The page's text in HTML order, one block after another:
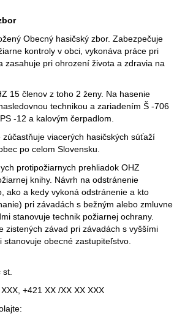
Obecný hasičský zbor. Zabezpečuje
kontroly v obci, vykonáva práce pri
zasahuje pri ohrození života a zdravia na
15 členov z toho 2 ženy. Na hasenie
technikou a zariadením Š -706
-12 a kalovým čerpadlom.
viacerých hasičských súťaží
po celom Slovensku.
protipožiarnych prehliadok OHZ
knihy. Návrh na odstránenie
ako a kedy vykoná odstránenie a kto
pri závadách s bežným alebo zmluvne
stanovuje technik požiarnej ochrany.
zistených závad pri závadách s vyššími
stanovuje obecné zastupiteľstvo.
st.
+421 XX /XX XX XXX